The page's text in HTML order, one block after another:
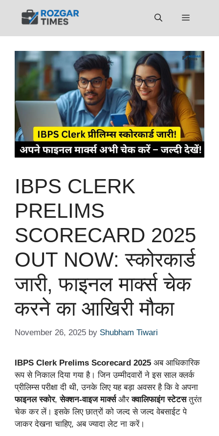
Menu
IBPS CLERK
PRELIMS
SCORECARD 2025
OUT NOW: स्कोरकार्ड
जारी, फाइनल मार्क्स चेक
करने का आखिरी मौका
November 26, 2025 by Shubham Tiwari
IBPS Clerk Prelims Scorecard 2025 अब आधिकारिक
रूप से निकाल दिया गया है। जिन उम्मीदवारों ने इस साल क्लर्क
प्रीलिम्स परीक्षा दी थी, उनके लिए यह बड़ा अवसर है कि वे अपना
फाइनल स्कोर,सेक्शन-वाइज मार्क्सऔरक्वालिफाइंग स्टेटसतुरंत
चेक कर लें। इसके लिए छात्रों को जल्द से जल्द वेबसाईट पे
जाकर देखना चाहिए, अब ज्यादा लेट ना करें।